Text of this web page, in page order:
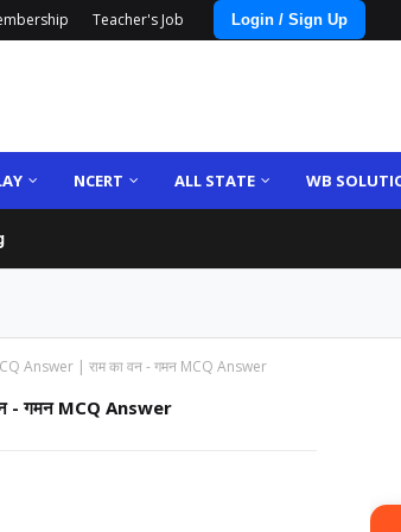
Teacher's Job Login / Sign Up
NCERT ALL STATE WB
Answer | राम का वन - गमन MCQ Answer
- गमन MCQ Answer